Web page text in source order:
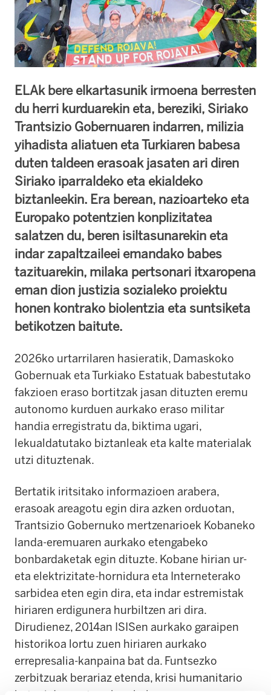
ELAk bere elkartasunik irmoena berresten
du herri kurduarekin eta, bereziki, Siriako
Trantsizio Gobernuaren indarren, milizia
yihadista aliatuen eta Turkiaren babesa
duten taldeen erasoak jasaten ari diren
Siriako iparraldeko eta ekialdeko
biztanleekin. Era berean, nazioarteko eta
Europako potentzien konplizitatea
salatzen du, beren isiltasunarekin eta
indar zapaltzaileei emandako babes
tazituarekin, milaka pertsonari itxaropena
eman dion justizia sozialeko proiektu
honen kontrako biolentzia eta suntsiketa
betikotzen baitute.
2026ko urtarrilaren hasieratik, Damaskoko
Gobernuak eta Turkiako Estatuak babestutako
fakzioen eraso bortitzak jasan dituzten eremu
autonomo kurduen aurkako eraso militar
handia erregistratu da, biktima ugari,
lekualdatutako biztanleak eta kalte materialak
utzi dituztenak.
Bertatik iritsitako informazioen arabera,
erasoak areagotu egin dira azken orduotan,
Trantsizio Gobernuko mertzenarioek Kobaneko
landa-eremuaren aurkako etengabeko
bonbardaketak egin dituzte. Kobane hirian ur-
eta elektrizitate-hornidura eta Interneterako
sarbidea eten egin dira, eta indar estremistak
hiriaren erdigunera hurbiltzen ari dira.
Dirudienez, 2014an ISISen aurkako garaipen
historikoa lortu zuen hiriaren aurkako
errepresalia-kanpaina bat da. Funtsezko
zerbitzuak berariaz etenda, krisi humanitario